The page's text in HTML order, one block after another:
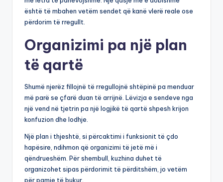
është të mbahen vetëm sendet që kanë vlerë reale ose
përdorim të rregullt.
Organizimi pa një plan
të qartë
Shumë njerëz fillojnë të rregullojnë shtëpinë pa menduar
më parë se çfarë duan të arrijnë. Lëvizja e sendeve nga
një vend në tjetrin pa një logjikë të qartë shpesh krijon
konfuzion dhe lodhje.
Një plan i thjeshtë, si përcaktimi i funksionit të çdo
hapësire, ndihmon që organizimi të jetë më i
qëndrueshëm. Për shembull, kuzhina duhet të
organizohet sipas përdorimit të përditshëm, jo vetëm
për pamje të bukur.